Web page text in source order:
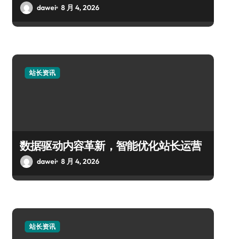
dawei 8 月 4, 2026
站长资讯
数据驱动内容革新，智能优化站长运营
dawei 8 月 4, 2026
站长资讯